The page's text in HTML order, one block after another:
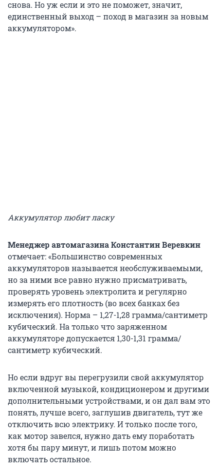
снова. Но уж если и это не поможет, значит,
единственный выход – поход в магазин за новым
аккумулятором».
Аккумулятор любит ласку
Менеджер автомагазина Константин Веревкин
отмечает: «Большинство современных
аккумуляторов называется необслуживаемыми,
но за ними все равно нужно присматривать,
проверять уровень электролита и регулярно
измерять его плотность (во всех банках без
исключения). Норма – 1,27-1,28 грамма/сантиметр
кубический. На только что заряженном
аккумуляторе допускается 1,30-1,31 грамма/
сантиметр кубический.
Но если вдруг вы перегрузили свой аккумулятор
включенной музыкой, кондиционером и другими
дополнительными устройствами, и он дал вам это
понять, лучше всего, заглушив двигатель, тут же
отключить всю электрику. И только после того,
как мотор завелся, нужно дать ему поработать
хотя бы пару минут, и лишь потом можно
включать остальное.